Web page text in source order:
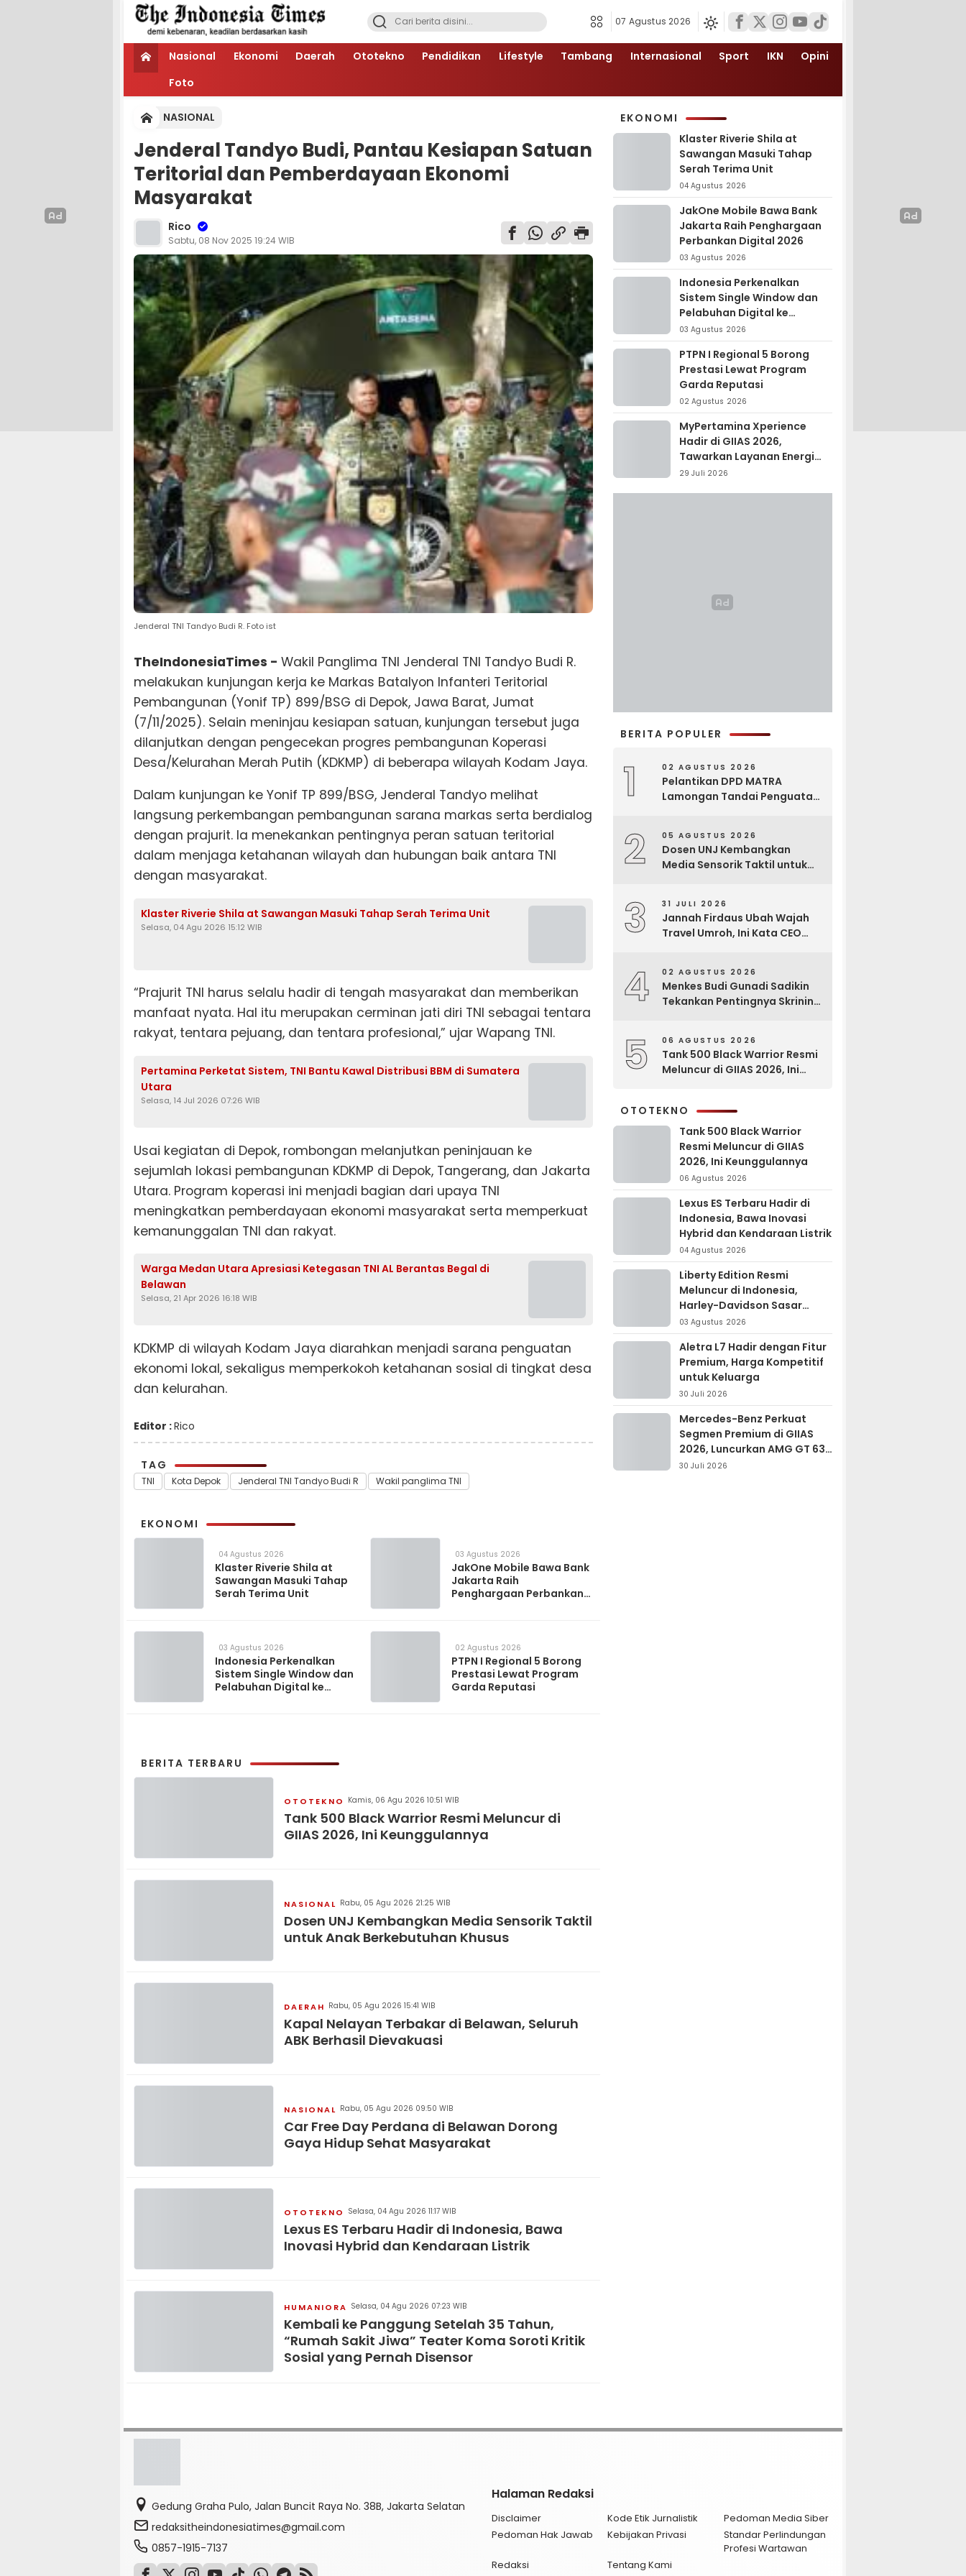
07 Agustus 2026
Nasional Ekonomi Daerah Ototekno Pendidikan Lifestyle Tambang Internasional Sport IKN
Opini
Foto
NASIONAL
Jenderal Tandyo Budi, Pantau Kesiapan Satuan
Teritorial dan Pemberdayaan Ekonomi
Masyarakat
Rico
Sabtu, 08 Nov 2025 19:24 WIB
Jenderal TNI Tandyo Budi R. Foto ist
TheIndonesiaTimes - Wakil Panglima TNI Jenderal TNI Tandyo Budi R.
melakukan kunjungan kerja ke Markas Batalyon Infanteri Teritorial
Pembangunan (Yonif TP) 899/BSG di Depok, Jawa Barat, Jumat
(7/11/2025). Selain meninjau kesiapan satuan, kunjungan tersebut juga
dilanjutkan dengan pengecekan progres pembangunan Koperasi
Desa/Kelurahan Merah Putih (KDKMP) di beberapa wilayah Kodam Jaya.
Dalam kunjungan ke Yonif TP 899/BSG, Jenderal Tandyo melihat
langsung perkembangan pembangunan sarana markas serta berdialog
dengan prajurit. Ia menekankan pentingnya peran satuan teritorial
dalam menjaga ketahanan wilayah dan hubungan baik antara TNI
dengan masyarakat.
Klaster Riverie Shila at Sawangan Masuki Tahap Serah Terima Unit
Selasa, 04 Agu 2026 15:12 WIB
“Prajurit TNI harus selalu hadir di tengah masyarakat dan memberikan
manfaat nyata. Hal itu merupakan cerminan jati diri TNI sebagai tentara
rakyat, tentara pejuang, dan tentara profesional,” ujar Wapang TNI.
Pertamina Perketat Sistem, TNI Bantu Kawal Distribusi BBM di Sumatera
Utara
Selasa, 14 Jul 2026 07:26 WIB
Usai kegiatan di Depok, rombongan melanjutkan peninjauan ke
sejumlah lokasi pembangunan KDKMP di Depok, Tangerang, dan Jakarta
Utara. Program koperasi ini menjadi bagian dari upaya TNI
meningkatkan pemberdayaan ekonomi masyarakat serta memperkuat
kemanunggalan TNI dan rakyat.
Warga Medan Utara Apresiasi Ketegasan TNI AL Berantas Begal di
Belawan
Selasa, 21 Apr 2026 16:18 WIB
KDKMP di wilayah Kodam Jaya diarahkan menjadi sarana penguatan
ekonomi lokal, sekaligus memperkokoh ketahanan sosial di tingkat desa
dan kelurahan.
Editor :Rico
TAG
TNI Kota Depok Jenderal TNI Tandyo Budi R Wakil panglima TNI
EKONOMI
04 Agustus 2026
Klaster Riverie Shila at
Sawangan Masuki Tahap
Serah Terima Unit
03 Agustus 2026
JakOne Mobile Bawa Bank
Jakarta Raih
Penghargaan Perbankan
03 Agustus 2026
Indonesia Perkenalkan
Sistem Single Window dan
Pelabuhan Digital ke
02 Agustus 2026
PTPN I Regional 5 Borong
Prestasi Lewat Program
Garda Reputasi
BERITA TERBARU
OTOTEKNO Kamis, 06 Agu 2026 10:51 WIB
Tank 500 Black Warrior Resmi Meluncur di
GIIAS 2026, Ini Keunggulannya
NASIONAL Rabu, 05 Agu 2026 21:25 WIB
Dosen UNJ Kembangkan Media Sensorik Taktil
untuk Anak Berkebutuhan Khusus
DAERAH Rabu, 05 Agu 2026 15:41 WIB
Kapal Nelayan Terbakar di Belawan, Seluruh
ABK Berhasil Dievakuasi
NASIONAL Rabu, 05 Agu 2026 09:50 WIB
Car Free Day Perdana di Belawan Dorong
Gaya Hidup Sehat Masyarakat
OTOTEKNO Selasa, 04 Agu 2026 11:17 WIB
Lexus ES Terbaru Hadir di Indonesia, Bawa
Inovasi Hybrid dan Kendaraan Listrik
HUMANIORA Selasa, 04 Agu 2026 07:23 WIB
Kembali ke Panggung Setelah 35 Tahun,
“Rumah Sakit Jiwa” Teater Koma Soroti Kritik
Sosial yang Pernah Disensor
EKONOMI
Klaster Riverie Shila at
Sawangan Masuki Tahap
Serah Terima Unit
04 Agustus 2026
JakOne Mobile Bawa Bank
Jakarta Raih Penghargaan
Perbankan Digital 2026
03 Agustus 2026
Indonesia Perkenalkan
Sistem Single Window dan
Pelabuhan Digital ke
Madagaskar
03 Agustus 2026
PTPN I Regional 5 Borong
Prestasi Lewat Program
Garda Reputasi
02 Agustus 2026
MyPertamina Xperience
Hadir di GIIAS 2026,
Tawarkan Layanan Energi
Terintegrasi
29 Juli 2026
BERITA POPULER
1 02 AGUSTUS 2026
Pelantikan DPD MATRA
Lamongan Tandai Penguatan
2 05 AGUSTUS 2026
Dosen UNJ Kembangkan
Media Sensorik Taktil untuk
3 31 JULI 2026
Jannah Firdaus Ubah Wajah
Travel Umroh, Ini Kata CEO
4 02 AGUSTUS 2026
Menkes Budi Gunadi Sadikin
Tekankan Pentingnya Skrining
5 06 AGUSTUS 2026
Tank 500 Black Warrior Resmi
Meluncur di GIIAS 2026, Ini
OTOTEKNO
Tank 500 Black Warrior
Resmi Meluncur di GIIAS
2026, Ini Keunggulannya
06 Agustus 2026
Lexus ES Terbaru Hadir di
Indonesia, Bawa Inovasi
Hybrid dan Kendaraan Listrik
04 Agustus 2026
Liberty Edition Resmi
Meluncur di Indonesia,
Harley-Davidson Sasar
Kolektor Motor Premium
03 Agustus 2026
Aletra L7 Hadir dengan Fitur
Premium, Harga Kompetitif
untuk Keluarga
30 Juli 2026
Mercedes-Benz Perkuat
Segmen Premium di GIIAS
2026, Luncurkan AMG GT 63
PRO dan GLC 200
30 Juli 2026
Gedung Graha Pulo, Jalan Buncit Raya No. 38B, Jakarta Selatan
redaksitheindonesiatimes@gmail.com
0857-1915-7137
Halaman Redaksi
Disclaimer Kode Etik Jurnalistik
Pedoman Media Siber
Pedoman Hak Jawab
Kebijakan Privasi
Standar Perlindungan
Profesi Wartawan
Redaksi
Tentang Kami